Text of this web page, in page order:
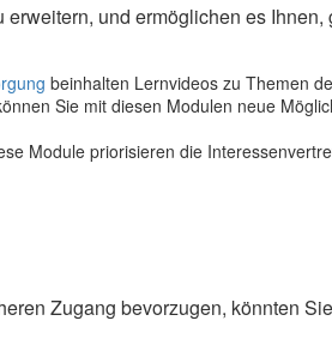
und ermöglichen es Ihnen,
beinhalten Lernvideos zu Themen
Sie mit diesen Modulen neue
Module priorisieren die
Zugang bevorzugen, könnten